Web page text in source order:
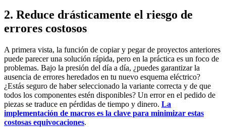
2. Reduce drásticamente el riesgo de
errores costosos
A primera vista, la función de copiar y pegar de proyectos anteriores
puede parecer una solución rápida, pero en la práctica es un foco de
problemas. Bajo la presión del día a día, ¿puedes garantizar la
ausencia de errores heredados en tu nuevo esquema eléctrico?
¿Estás seguro de haber seleccionado la variante correcta y de que
todos los componentes estén disponibles? Un error en el pedido de
piezas se traduce en pérdidas de tiempo y dinero. La
implementación de macros es la clave para minimizar estas
costosas equivocaciones.